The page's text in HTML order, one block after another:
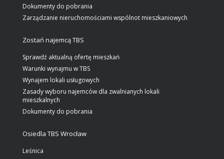
Dokumenty do pobrania
Zarządzanie nieruchomościami wspólnot mieszkaniowych
Zostań najemcą TBS
Sprawdź aktualną ofertę mieszkań
Warunki wynajmu w TBS
Wynajem lokali usługowych
Zasady wyboru najemców dla zwalnianych lokali
mieszkalnych
Dokumenty do pobrania
Osiedla TBS Wrocław
Leśnica